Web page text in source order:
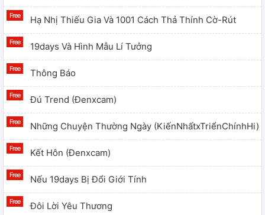
Hạ Nhị Thiếu Gia Và 1001 Cách Thả Thính Cờ-Rút
19days Và Hình Mẫu Lí Tưởng
Thông Báo
Đú Trend (đenxcam)
Những Chuyện Thường Ngày (KiếnNhấtxTriểnChínhHi)
Kết Hôn (đenxcam)
Nếu 19days Bị Đổi Giới Tính
Đôi Lời Yêu Thương